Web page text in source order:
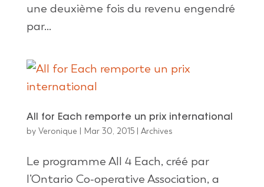
une deuxième fois du revenu engendré
par...
All for Each remporte un prix international
by Veronique | Mar 30, 2015| Archives
Le programme All 4 Each, créé par
l’Ontario Co‐operative Association, a